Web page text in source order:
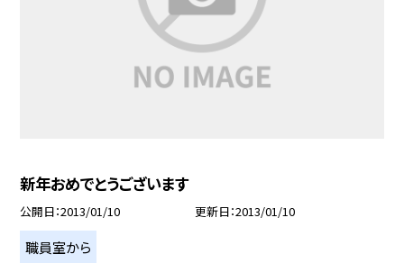
新年おめでとうございます
公開日 2013/01/10 更新日 2013/01/10
職員室から